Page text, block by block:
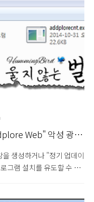
Web" 악성 광고
생성하거나 "정기 업데이
그램 설치를 유도할 수 있